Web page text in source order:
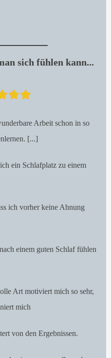
sich fühlen kann...
Arbeit schon in so
[...]
ein Schlafplatz zu einem
ich vorher keine Ahnung
einem guten Schlaf fühlen
Art motiviert mich so sehr,
mich
von den Ergebnissen.